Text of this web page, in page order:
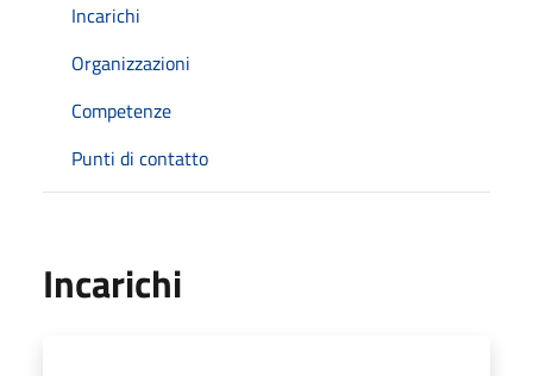
Incarichi
Organizzazioni
Competenze
Punti di contatto
Incarichi